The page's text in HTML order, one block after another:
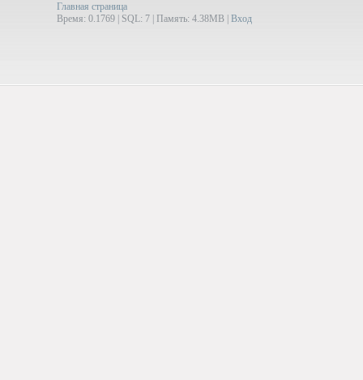
Главная страница
Время: 0.1769 | SQL: 7 | Память: 4.38MB Вход